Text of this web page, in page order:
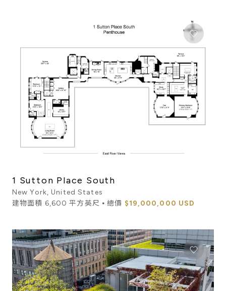
1 Sutton Place South
New York, United States
建物面積 6,600 平方英尺 ⦁ 總價 $19,000,000 USD